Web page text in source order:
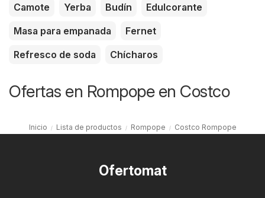
Camote
Yerba Budín
Edulcorante
Masa para empanada
Fernet
Refresco de soda
Chícharos
Ofertas en Rompope en Costco
Inicio Lista de productos Rompope Costco Rompope
Ofertomat